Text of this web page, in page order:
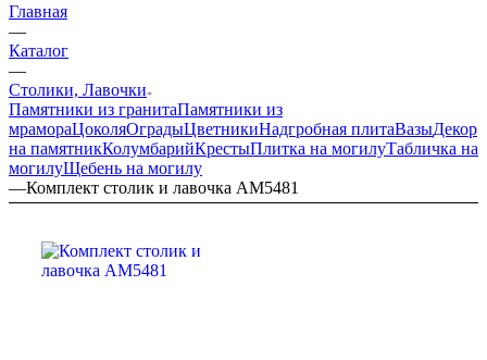
Главная
—
Каталог
—
Столики, Лавочки
Памятники из гранитаПамятники из
мрамораЦоколяОградыЦветникиНадгробная плитаВазыДекор
на памятникКолумбарийКрестыПлитка на могилуТабличка на
могилуЩебень на могилу
—Комплект столик и лавочка AM5481